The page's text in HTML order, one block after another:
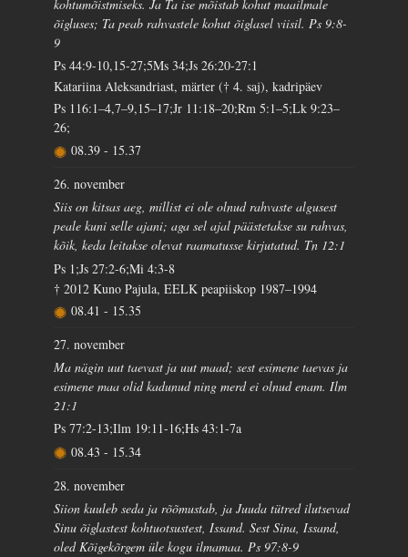
kohtumõistmiseks. Ja Ta ise mõistab kohut maailmale
õigluses; Ta peab rahvastele kohut õiglasel viisil. Ps 9:8-
9
Ps 44:9-10,15-27;5Ms 34;Js 26:20-27:1
Katariina Aleksandriast, märter († 4. saj), kadripäev
Ps 116:1–4,7–9,15–17;Jr 11:18–20;Rm 5:1–5;Lk 9:23–
26;
08.39 - 15.37
26. november
Siis on kitsas aeg, millist ei ole olnud rahvaste algusest
peale kuni selle ajani; aga sel ajal päästetakse su rahvas,
kõik, keda leitakse olevat raamatusse kirjutatud. Tn 12:1
Ps 1;Js 27:2-6;Mi 4:3-8
† 2012 Kuno Pajula, EELK peapiiskop 1987–1994
08.41 - 15.35
27. november
Ma nägin uut taevast ja uut maad; sest esimene taevas ja
esimene maa olid kadunud ning merd ei olnud enam. Ilm
21:1
Ps 77:2-13;Ilm 19:11-16;Hs 43:1-7a
08.43 - 15.34
28. november
Siion kuuleb seda ja rõõmustab, ja Juuda tütred ilutsevad
Sinu õiglastest kohtuotsustest, Issand. Sest Sina, Issand,
oled Kõigekõrgem üle kogu ilmamaa. Ps 97:8-9